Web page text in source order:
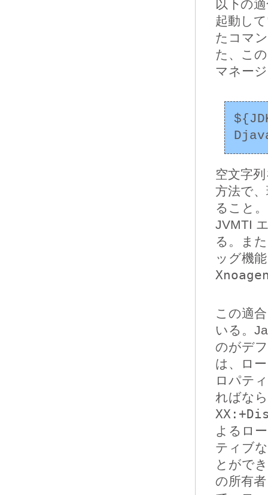
以下の
起動し
たコマ
た、こ
マネー
空文字
方法で
ること
JVMTI
る。ま
ッグ機
この適
いる。
のがデ
は、ロ
ロパテ
ればな
よるロ
ティブ
とがで
の所有